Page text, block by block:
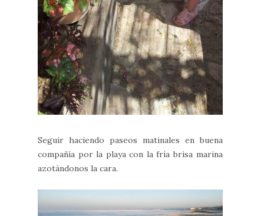
Seguir haciendo paseos matinales en buena
compañía por la playa con la fría brisa marina
azotándonos la cara.